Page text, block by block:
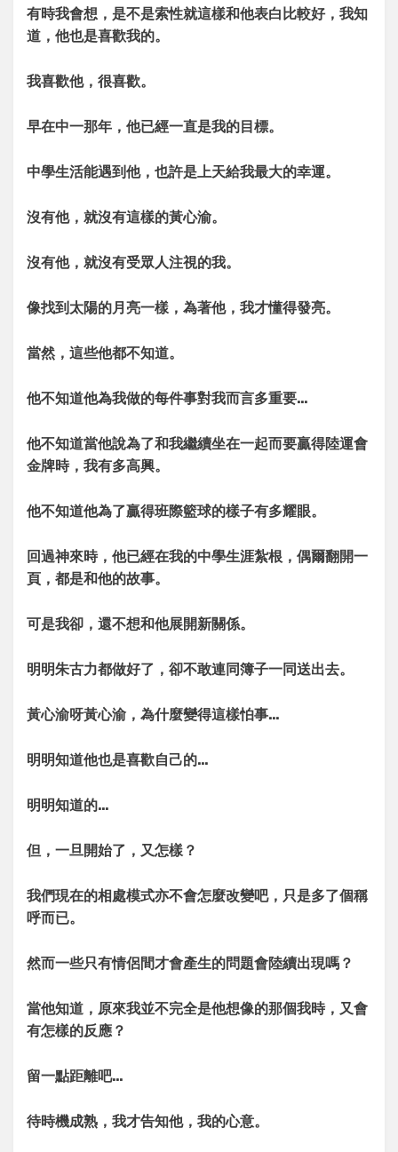
有時我會想，是不是索性就這樣和他表白比較好，我知
道，他也是喜歡我的。
我喜歡他，很喜歡。
早在中一那年，他已經一直是我的目標。
中學生活能遇到他，也許是上天給我最大的幸運。
沒有他，就沒有這樣的黃心渝。
沒有他，就沒有受眾人注視的我。
像找到太陽的月亮一樣，為著他，我才懂得發亮。
當然，這些他都不知道。
他不知道他為我做的每件事對我而言多重要…
他不知道當他說為了和我繼續坐在一起而要贏得陸運會
金牌時，我有多高興。
他不知道他為了贏得班際籃球的樣子有多耀眼。
回過神來時，他已經在我的中學生涯紮根，偶爾翻開一
頁，都是和他的故事。
可是我卻，還不想和他展開新關係。
明明朱古力都做好了，卻不敢連同簿子一同送出去。
黃心渝呀黃心渝，為什麼變得這樣怕事…
明明知道他也是喜歡自己的…
明明知道的…
但，一旦開始了，又怎樣？
我們現在的相處模式亦不會怎麼改變吧，只是多了個稱
呼而已。
然而一些只有情侶間才會產生的問題會陸續出現嗎？
當他知道，原來我並不完全是他想像的那個我時，又會
有怎樣的反應？
留一點距離吧…
待時機成熟，我才告知他，我的心意。